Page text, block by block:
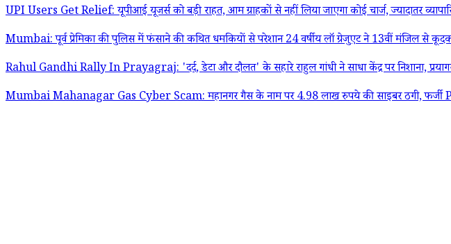
UPI Users Get Relief: यूपीआई यूजर्स को बड़ी राहत, आम ग्राहकों से नहीं लिया जाएगा कोई चार्ज, ज्यादातर
Mumbai: पूर्व प्रेमिका की पुलिस में फंसाने की कथित धमकियों से परेशान 24 वर्षीय लॉ ग्रेजुएट ने 13वीं मंजिल से
Rahul Gandhi Rally In Prayagraj: 'दर्द, डेटा और दौलत' के सहारे राहुल गांधी ने साधा केंद्र पर निशाना,
Mumbai Mahanagar Gas Cyber Scam: महानगर गैस के नाम पर 4.98 लाख रुपये की साइबर ठगी, फर्जी